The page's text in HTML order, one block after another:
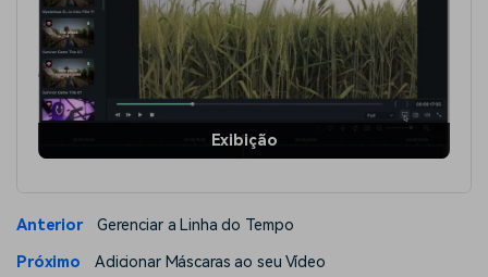
Exibição
Anterior
Gerenciar a Linha do Tempo
Adicionar Máscaras ao seu Vídeo
Próximo